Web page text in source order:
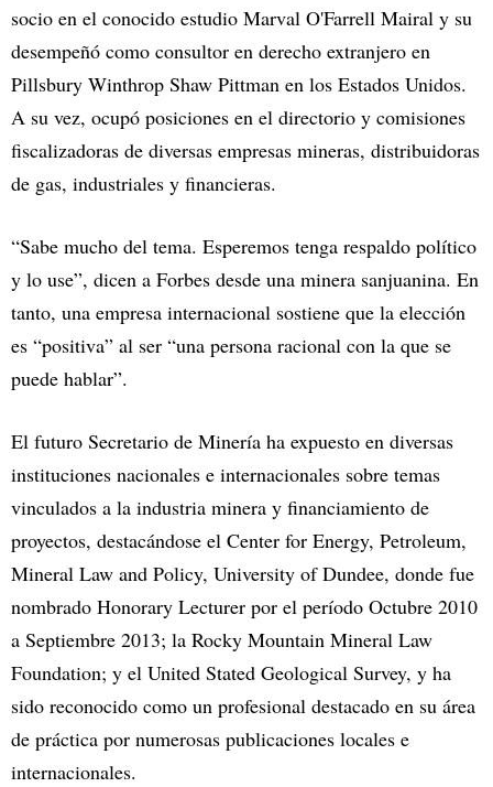
socio en el conocido estudio Marval O'Farrell Mairal y su
desempeñó como consultor en derecho extranjero en
Pillsbury Winthrop Shaw Pittman en los Estados Unidos.
A su vez, ocupó posiciones en el directorio y comisiones
fiscalizadoras de diversas empresas mineras, distribuidoras
de gas, industriales y financieras.
“Sabe mucho del tema. Esperemos tenga respaldo político
y lo use”, dicen a Forbes desde una minera sanjuanina. En
tanto, una empresa internacional sostiene que la elección
es “positiva” al ser “una persona racional con la que se
puede hablar”.
El futuro Secretario de Minería ha expuesto en diversas
instituciones nacionales e internacionales sobre temas
vinculados a la industria minera y financiamiento de
proyectos, destacándose el Center for Energy, Petroleum,
Mineral Law and Policy, University of Dundee, donde fue
nombrado Honorary Lecturer por el período Octubre 2010
a Septiembre 2013; la Rocky Mountain Mineral Law
Foundation; y el United Stated Geological Survey, y ha
sido reconocido como un profesional destacado en su área
de práctica por numerosas publicaciones locales e
internacionales.